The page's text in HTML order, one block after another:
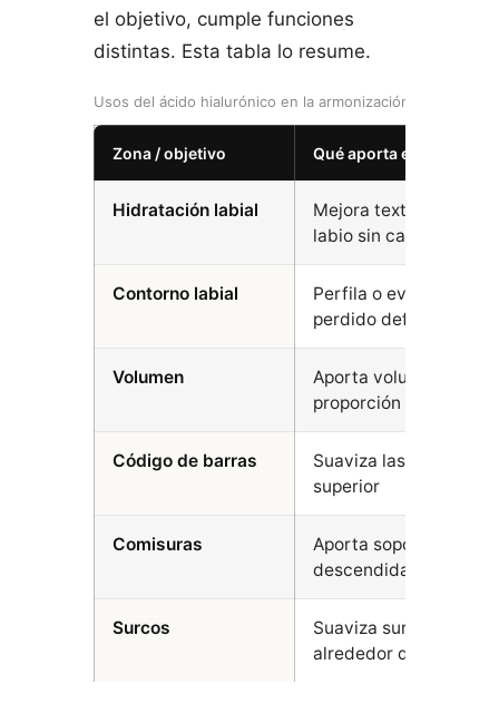
el objetivo, cumple funciones
distintas. Esta tabla lo resume.
Usos del ácido hialurónico en la armonización orofacial
Zona / objetivo Qué aporta el ácido
Hidratación labial
Mejora textura,
labio sin cambiar su
Contorno labial
Perfila o evierte el
perdido definición
Volumen
Aporta volumen
proporción con el
Código de barras
Suaviza las arrugas
superior
Comisuras
Aporta soporte a las
descendidas
Surcos
Suaviza surcos
alrededor de la boca